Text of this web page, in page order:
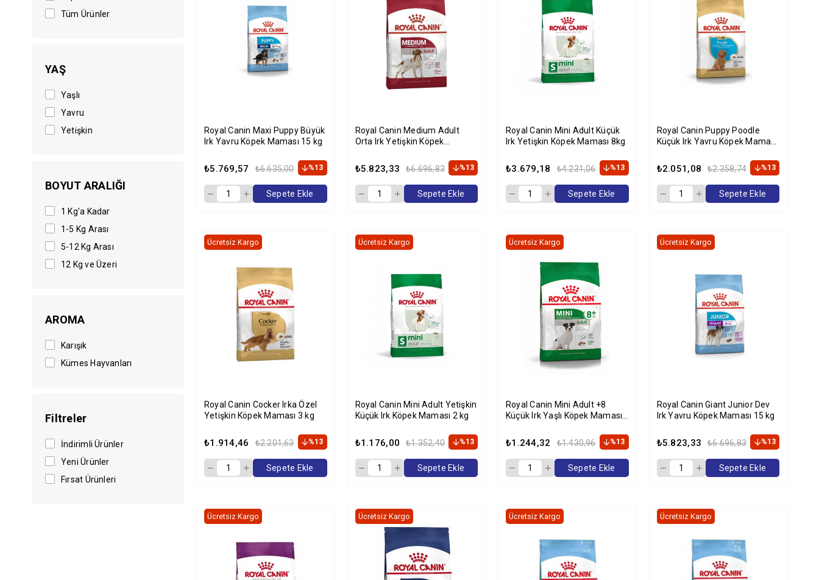
Tüm Ürünler
YAŞ
Yaşlı
Yavru
Yetişkin
BOYUT ARALIĞI
1 Kg'a Kadar
1-5 Kg Arası
5-12 Kg Arası
12 Kg ve Üzeri
AROMA
Karışık
Kümes Hayvanları
Filtreler
İndirimli Ürünler
Yeni Ürünler
Fırsat Ürünleri
Royal Canin Maxi Puppy Büyük
Irk Yavru Köpek Maması 15 kg
₺5.769,57 ₺6.635,00 %13
Sepete Ekle
Royal Canin Medium Adult
Orta Irk Yetişkin Köpek
₺5.823,33 ₺6.696,83 %13
Sepete Ekle
Royal Canin Mini Adult Küçük
Irk Yetişkin Köpek Maması 8kg
₺3.679,18 ₺4.231,06 %13
Sepete Ekle
Royal Canin Puppy Poodle
Küçük Irk Yavru Köpek Maması
₺2.051,08 ₺2.358,74 %13
Sepete Ekle
Royal Canin Cocker Irka Özel
Yetişkin Köpek Maması 3 kg
₺1.914,46 ₺2.201,63 %13
Ücretsiz Kargo
Sepete Ekle
Royal Canin Mini Adult Yetişkin
Küçük Irk Köpek Maması 2 kg
₺1.176,00 ₺1.352,40 %13
Ücretsiz Kargo
Sepete Ekle
Royal Canin Mini Adult +8
Küçük Irk Yaşlı Köpek Maması
₺1.244,32 ₺1.430,96 %13
Ücretsiz Kargo
Sepete Ekle
Royal Canin Giant Junior Dev
Irk Yavru Köpek Maması 15 kg
₺5.823,33 ₺6.696,83 %13
Ücretsiz Kargo
Sepete Ekle
Ücretsiz Kargo Ücretsiz Kargo Ücretsiz Kargo Ücretsiz Kargo